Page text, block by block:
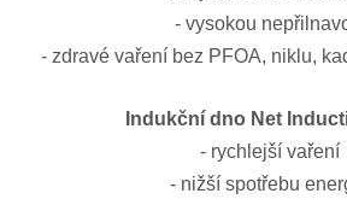
- vysokou
- zdravé vaření bez PFOA, niklu,
Indukční dno Net
- rychlejší vaření
- nižší spotřebu